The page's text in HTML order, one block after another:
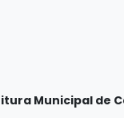
Municipal de